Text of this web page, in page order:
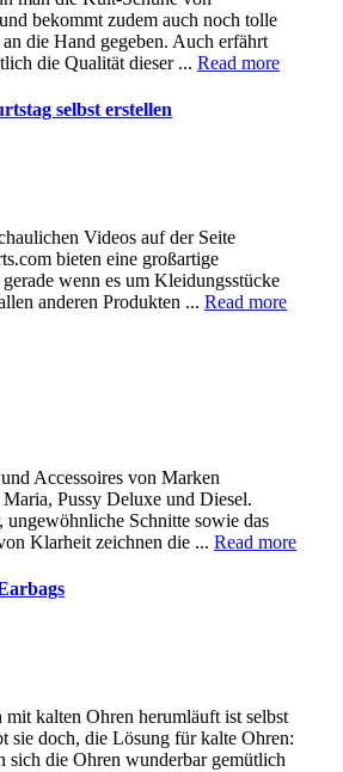
bekommt zudem auch noch tolle
die Hand gegeben. Auch erfährt
die Qualität dieser ... Read more
selbst erstellen
Videos auf der Seite
bieten eine großartige
wenn es um Kleidungsstücke
anderen Produkten ... Read more
Accessoires von Marken
Pussy Deluxe und Diesel.
ungewöhnliche Schnitte sowie das
Klarheit zeichnen die ... Read more
kalten Ohren herumläuft ist selbst
sie doch, die Lösung für kalte Ohren:
sich die Ohren wunderbar gemütlich